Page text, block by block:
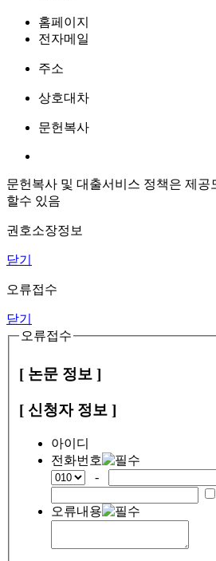
홈페이지
전자메일
주소
상호대차
문헌복사
문헌복사 및 대출서비스 정책은 제공
할수 있음
권호소장정보
닫기
오류접수
닫기
오류접수
[ 논문 정보 ]
[ 신청자 정보 ]
아이디
전화번호
-
오류내용